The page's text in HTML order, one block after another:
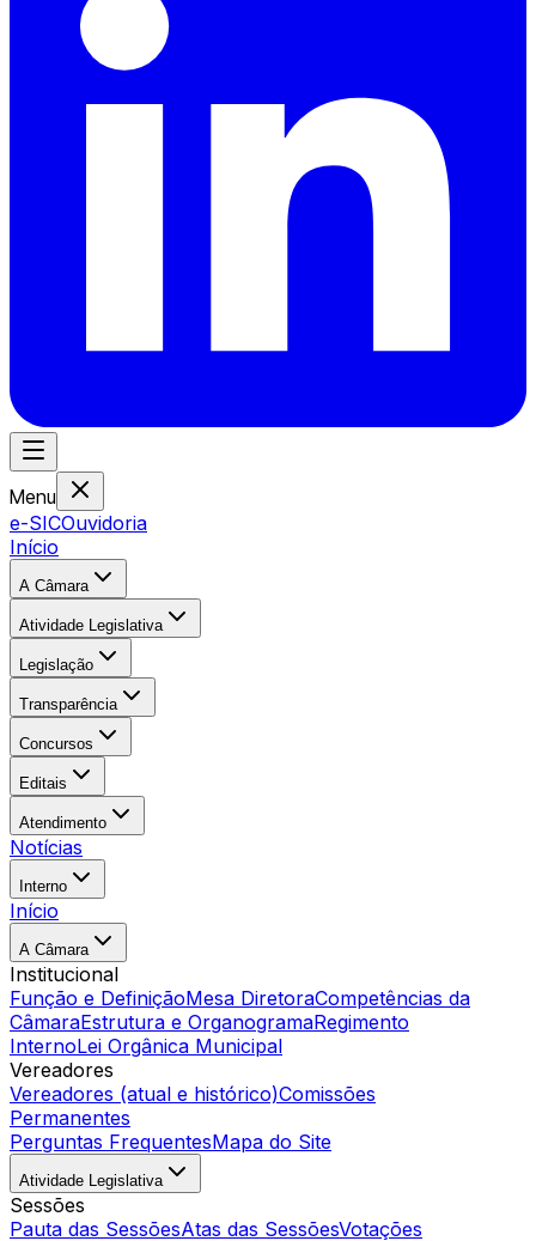
Menu
e-SICOuvidoria
Início
A Câmara
Atividade Legislativa
Legislação
Transparência
Concursos
Editais
Atendimento
Notícias
Interno
Início
A Câmara
Institucional
Função e DefiniçãoMesa DiretoraCompetências da
CâmaraEstrutura e OrganogramaRegimento
InternoLei Orgânica Municipal
Vereadores
Vereadores (atual e histórico)Comissões
Permanentes
Perguntas FrequentesMapa do Site
Atividade Legislativa
Sessões
Pauta das SessõesAtas das SessõesVotações